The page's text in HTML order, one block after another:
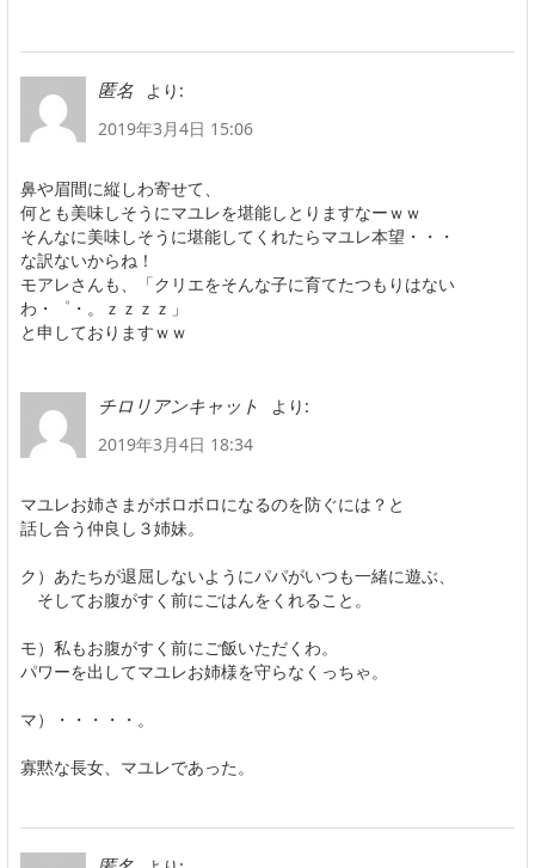
匿名
より:
2019年3月4日 15:06
鼻や眉間に縦しわ寄せて、
何とも美味しそうにマユレを堪能しとりますなーｗｗ
そんなに美味しそうに堪能してくれたらマユレ本望・・・
な訳ないからね！
モアレさんも、「クリエをそんな子に育てたつもりはない
わ・゜・。ｚｚｚｚ」
と申しておりますｗｗ
チロリアンキャット
より:
2019年3月4日 18:34
マユレお姉さまがボロボロになるのを防ぐには？と
話し合う仲良し３姉妹。
ク）あたちが退屈しないようにパパがいつも一緒に遊ぶ、
そしてお腹がすく前にごはんをくれること。
モ）私もお腹がすく前にご飯いただくわ。
パワーを出してマユレお姉様を守らなくっちゃ。
マ）・・・・・。
寡黙な長女、マユレであった。